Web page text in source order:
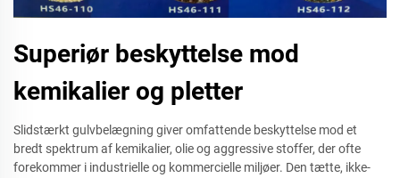
Superiør beskyttelse mod
kemikalier og pletter
Slidstærkt gulvbelægning giver omfattende beskyttelse mod et
bredt spektrum af kemikalier, olie og aggressive stoffer, der ofte
forekommer i industrielle og kommercielle miljøer. Den tætte, ikke-